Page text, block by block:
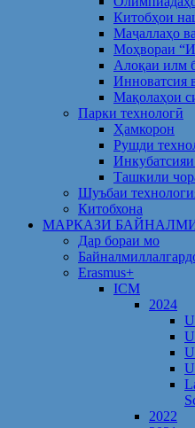
Китобҳои
Маҷаллаҳо
Моҳвораи
Алоқаи илм
Инноватсия
Мақолаҳои
Парки технологӣ
Ҳамкорон
Рушди
Ташкили
Шуъбаи
Китобхона
МАРКАЗИ
Дар бораи мо
Erasmus+
ICM
2024
2022